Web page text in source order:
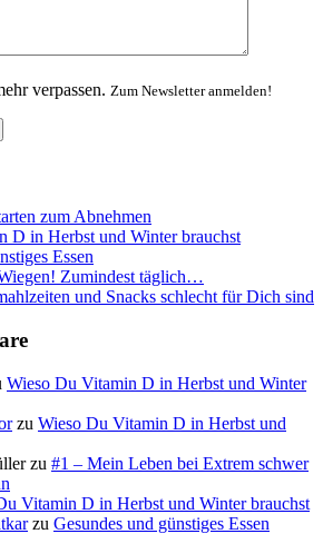
verpassen. Zum Newsletter anmelden!
zum Abnehmen
D in Herbst und Winter brauchst
Essen
Zumindest täglich…
und Snacks schlecht für Dich sind
Wieso Du Vitamin D in Herbst und Winter
zu Wieso Du Vitamin D in Herbst und
zu #1 – Mein Leben bei Extrem schwer
Vitamin D in Herbst und Winter brauchst
zu Gesundes und günstiges Essen